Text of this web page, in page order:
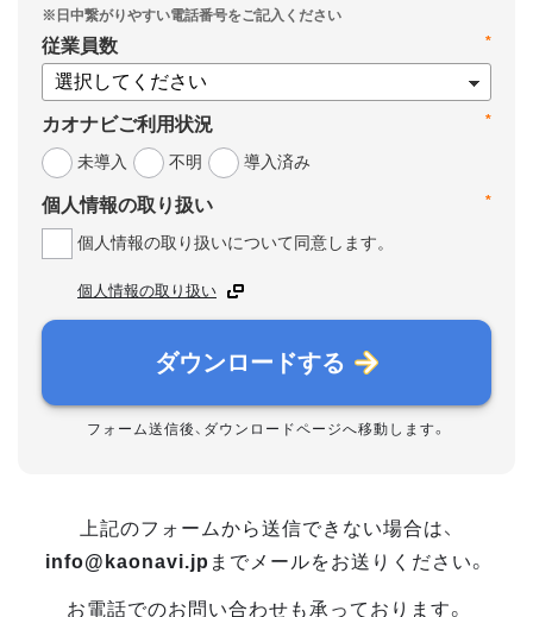
*
従業員数
*
カオナビご利用状況
未導入
不明 導入済み
*
個人情報の取り扱い
個人情報の取り扱いについて同意します。
個人情報の取り扱い
ダウンロードする
フォーム送信後、ダウンロードページへ移動します。
上記のフォームから送信できない場合は、
info@kaonavi.jp までメールをお送りください。
お電話でのお問い合わせも承っております。